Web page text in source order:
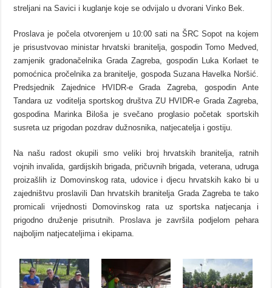
streljani na Savici i kuglanje koje se odvijalo u dvorani Vinko Bek.
Proslava je počela otvorenjem u 10:00 sati na ŠRC Sopot na kojem
je prisustvovao ministar hrvatski branitelja, gospodin Tomo Medved,
zamjenik gradonačelnika Grada Zagreba, gospodin Luka Korlaet te
pomoćnica pročelnika za branitelje, gospođa Suzana Havelka Noršić.
Predsjednik Zajednice HVIDR-e Grada Zagreba, gospodin Ante
Tandara uz voditelja sportskog društva ZU HVIDR-e Grada Zagreba,
gospodina Marinka Biloša je svečano proglasio početak sportskih
susreta uz prigodan pozdrav dužnosnika, natjecatelja i gostiju.
Na našu radost okupili smo veliki broj hrvatskih branitelja, ratnih
vojnih invalida, gardijskih brigada, pričuvnih brigada, veterana, udruga
proizašlih iz Domovinskog rata, udovice i djecu hrvatskih kako bi u
zajedništvu proslavili Dan hrvatskih branitelja Grada Zagreba te tako
promicali vrijednosti Domovinskog rata uz sportska natjecanja i
prigodno druženje prisutnih. Proslava je završila podjelom pehara
najboljim natjecateljima i ekipama.